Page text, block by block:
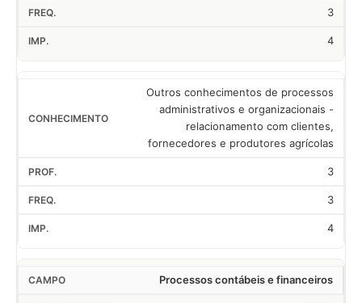
3
4
Outros conhecimentos de processos
administrativos e organizacionais -
relacionamento com clientes,
fornecedores e produtores agrícolas
3
3
4
Processos contábeis e financeiros